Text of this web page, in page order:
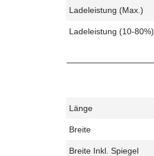
Ladeleistung (max.)
Ladeleistung (10-80%)
Länge
Breite
Breite Inkl. Spiegel